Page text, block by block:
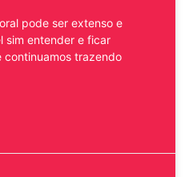
pode ser extenso e
sim entender e ficar
continuamos trazendo